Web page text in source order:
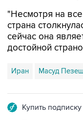
"Несмотря на
страна
сейчас она
достойной
Иран Масуд
Купить